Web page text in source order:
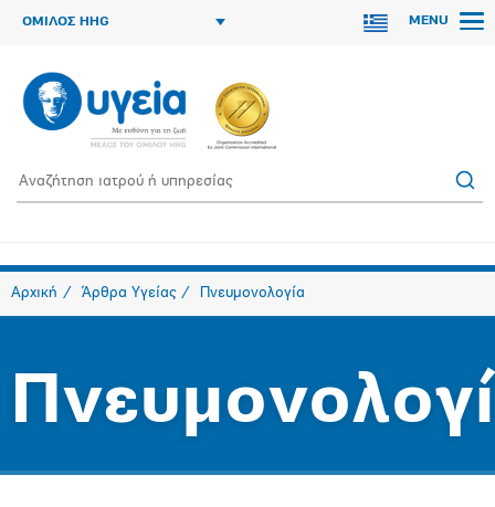
ΟΜΙΛΟΣ HHG MENU
Αρχική Άρθρα Υγείας Πνευμονολογία